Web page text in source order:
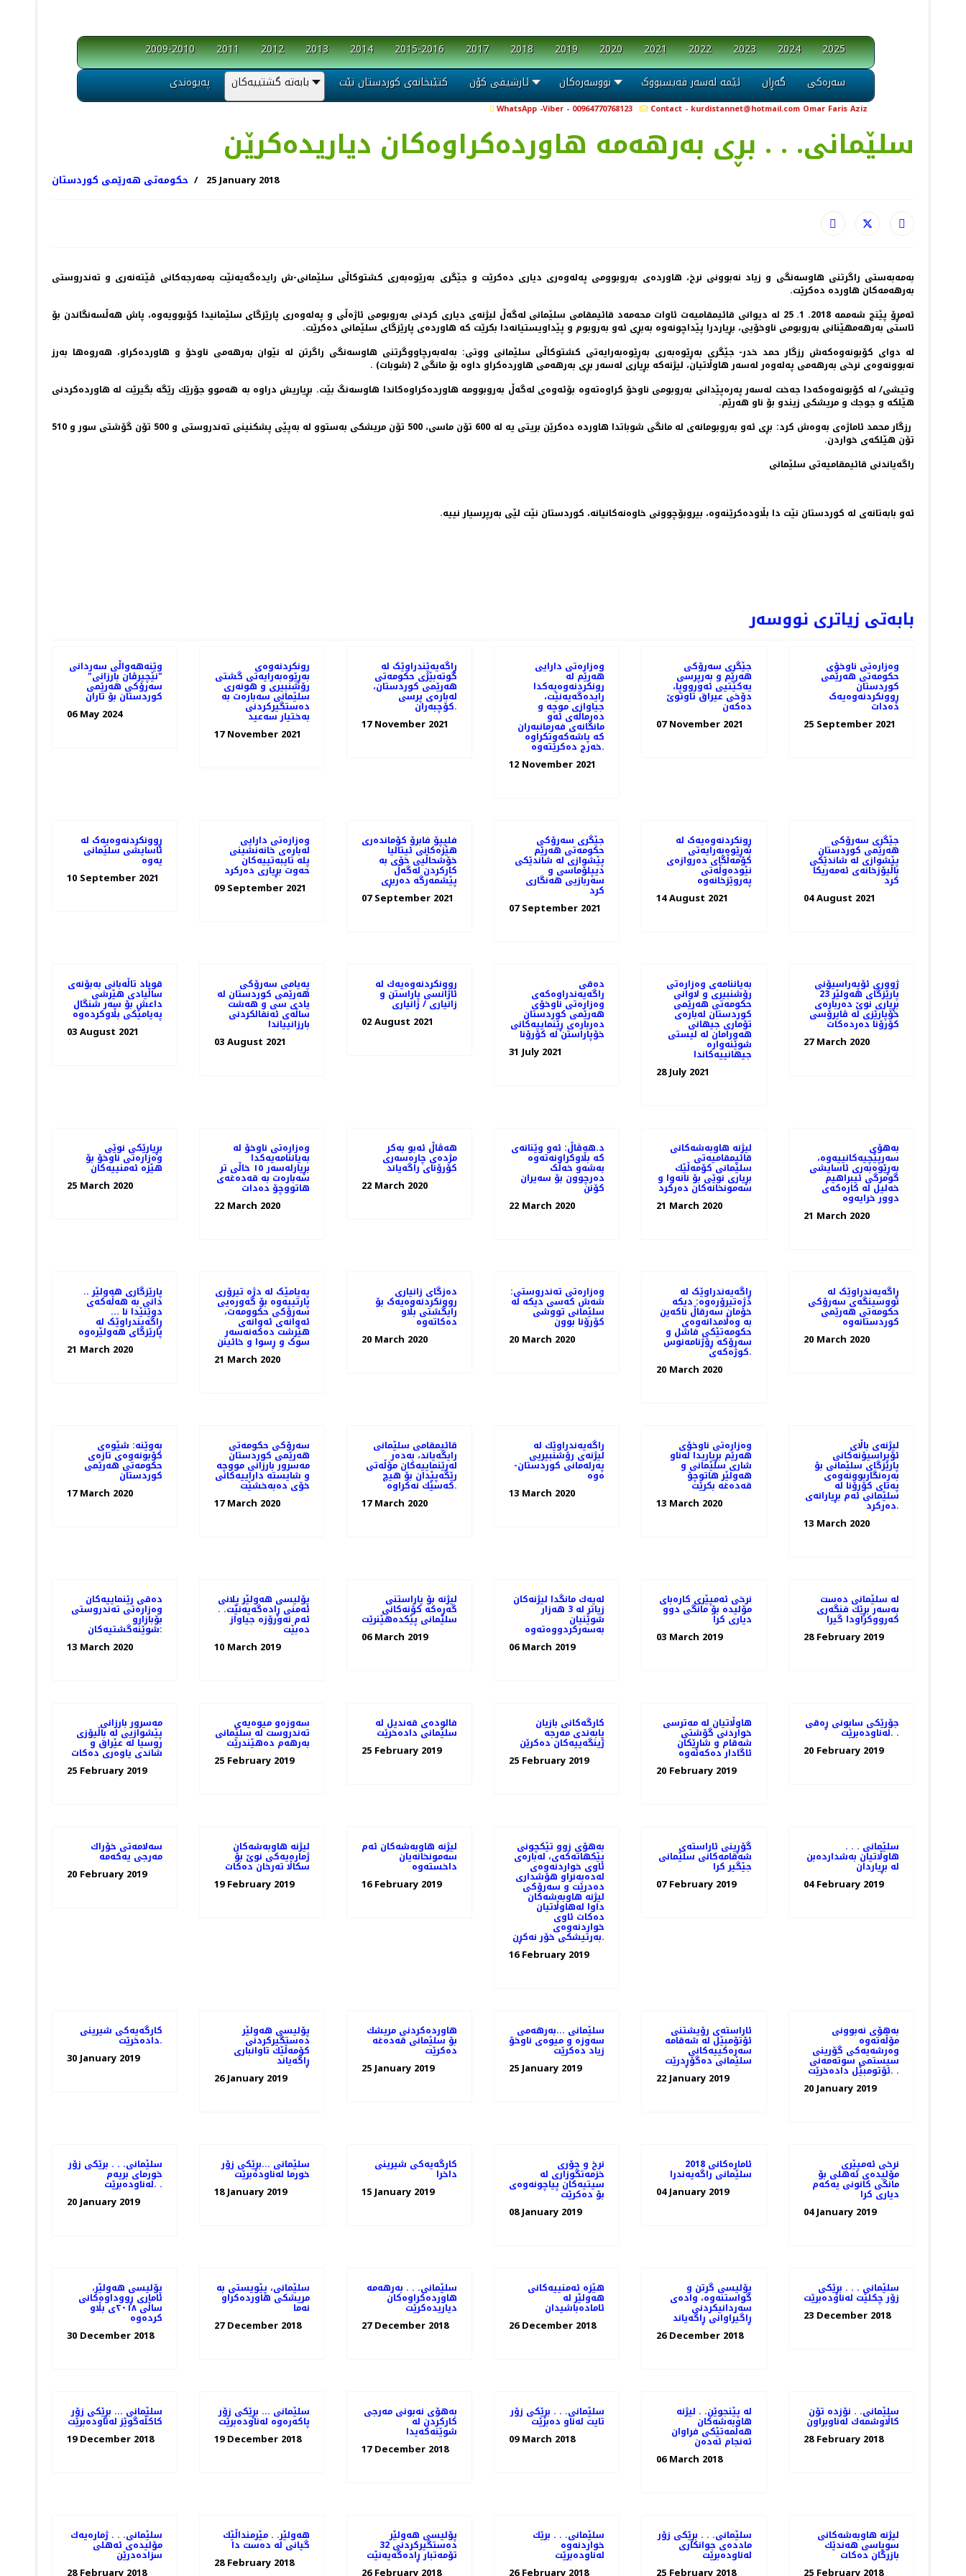
2009-2010 2011 2012 2013 2014 2015-2016 2017 2018 2019 2020 2021 2022 2023 2024
2025
پەیوەندی
بابەتە گشتییەکان کتێبخانەی کوردستان نێت ئارشیفی کۆن نووسەرەکان ئێمە لەسەر فەیسبووک گەڕان سەرەکی
WhatsApp -Viber - 00964770768123 Contact - kurdistannet@hotmail.com Omar Faris Aziz
سلێمانی. . . بڕی به‌رهه‌مه‌ هاورده‌كراوه‌كان دیاریده‌كرێن
حکومەتی هەرێمی کوردستان 25 January 2018
به‌مه‌به‌ستی راگرتنی هاوسه‌نگی و زیاد نه‌بوونی نرخ، هاورده‌ی به‌روبوومی په‌له‌وه‌ری دیاری ده‌كرێت و جێگری به‌رێوه‌به‌ری كشتوكاڵی سلێمانی-ش رایده‌گه‌یه‌نێت به‌مه‌رجه‌كانی ڤێته‌نه‌ری و ته‌ندروستی
به‌رهه‌مه‌كان هاورده‌ ده‌كرێت.
ئه‌مڕۆ پێنج شه‌ممه‌ 2018. 1. 25 له‌ دیوانی قائیمقامیه‌ت ئاوات محه‌مه‌د قائیمقامی سلێمانی له‌گه‌ڵ لیژنه‌ی دیاری كردنی به‌روبومی ئاژه‌ڵی و په‌له‌وه‌ری پارێزگای سلێمانیدا كۆبوویه‌وه‌، پاش هه‌ڵسه‌نگاندن بۆ
ئاستی به‌رهه‌مهێنانی به‌روبومی ناوخۆیی، بڕیاردرا پێداچونه‌وه‌ به‌بڕی ئه‌و به‌روبوم و پێداویستیانه‌دا بكرێت كه‌ هاورده‌ی پارێزگای سلێمانی ده‌كرێت.
له‌ دوای كۆبونه‌وه‌كه‌ش رزگار حمد خدر- جێگری به‌ڕێوه‌به‌ری به‌ڕێوه‌به‌رایه‌تی كشتوكاڵی سلێمانی ووتی: به‌له‌به‌رچاووگرتنی هاوسه‌نگی راگرتن له‌ نێوان به‌رهه‌می ناوخۆ و هاورده‌كراو، هه‌روه‌ها به‌رز
نه‌بوونه‌وه‌ی نرخی به‌رهه‌می په‌له‌وه‌ر له‌سه‌ر هاوڵاتیان، لیژنه‌كه‌ بڕیاری له‌سه‌ر بڕی به‌رهه‌می هاورده‌كراو داوه‌ بۆ مانگی 2 (شوبات) .
وتیشی/ له‌ كۆبونه‌وه‌كه‌دا جه‌خت له‌سه‌ر په‌ره‌پێدانی به‌روبومی ناوخۆ كراوه‌ته‌وه‌ بۆئه‌وه‌ی له‌گه‌ڵ به‌روبوومه‌ هاورده‌كراوه‌كاندا هاوسه‌نگ بێت. بڕیاریش دراوه‌ به‌ هه‌موو جۆرێك رێگه‌ بگیرێت له‌ هاورده‌كردنی
هێلكه‌ و جوجك و مریشكی زیندو بۆ ناو هه‌رێم.
رزگار محمد ئاماژه‌ی به‌وه‌ش كرد: بڕی ئه‌و به‌روبومانه‌ی له‌ مانگی شوباتدا هاورده‌ ده‌كرێن بریتی یه‌ له‌ 600 تۆن ماسی، 500 تۆن مریشكی به‌ستوو له‌ به‌پێی پشكنینی ته‌ندروستی و 500 تۆن گۆشتی سور و 510
تۆن هێلكه‌ی خواردن.
راگه‌یاندنی قائیمقامیه‌تی سلێمانی
ئه‌و بابه‌تانه‌ی له‌ کوردستان نێت دا بڵاوده‌کرێنه‌وه‌، بیروبۆچوونی خاوه‌نه‌کانیانه‌، کوردستان نێت لێی به‌رپرسیار نییه‌.
بابەتی زیاتری نووسەر
وێنه‌هه‌واڵی سه‌ردانی
"نێچیرڤان بارزانی"
سەرۆکی هەرێمی
کوردستان بۆ تاران
06 May 2024
رونکردنەوەی
بەڕێوەبەرایەتی گشتی
رۆشنبیری و هونەری
سلێمانی سەبارەت بە
دەستگیرکردنی
بەختیار سەعید
17 November 2021
ڕاگەیەێندراوێک لە
گوتەبێژی حکومەتی
ھەرێمی کوردستان،
لەبارەی پرسی
کۆچبەران.
17 November 2021
وەزارەتی دارایی
هەرێم لە
رونکردنەوەیەکدا
رایدەگەیەنێت،
جیاوازی موچە و
دەرماڵەی ئەو
مانگانەی فەرمانبەران
کە پاشەکەوتکراوە
خەرج دەکرێتەوە.
12 November 2021
جێگری سەرۆکی
هەرێم و بەرپرسی
یەکێتیی ئەورووپا،
دۆخى عيراق تاوتوێ
ده‌كه‌ن
07 November 2021
وەزارەتی ناوخۆی
حکومەتی هەرێمی
کوردستان
ڕوونکردنەوەیەک
دەدات
25 September 2021
ڕوونکردنەوەیەک لە
ئاسایشی سلێمانی
یەوە
10 September 2021
وەزارەتی دارایی
لەبارەی خانەنشینی
پلە تایبەتییەکان
حەوت بڕیاری دەرکرد
09 September 2021
فلیپۆ فابرۆ کۆماندەری
هێزەکانی ئیتالیا
خۆشحاڵیی خۆی بە
كاركردن لەگەڵ
پێشمەرگە دەربڕی
07 September 2021
جێگری سەرۆکی
حکومەتی هەرێم
پێشوازی لە شاندێکی
دیپلۆماسی و
سەربازیی هەنگاری
کرد
07 September 2021
ڕونکردنەوەیەک لە
بەڕێوەبەرایەتی
کۆمەڵگای دەروازەی
نێودەوڵەتی
پەروێزخانەوە
14 August 2021
جێگری سەرۆکی
هەرێمی کوردستان
پێشوازی لە شاندێکی
باڵیۆزخانه‌ی ئه‌مه‌ریکا
کرد
04 August 2021
قوباد تاڵەبانی بەبۆنەی
ساڵیادی هێرشی
داعش بۆ سەر شنگال
پەیامێکی بڵاوکردەوە
03 August 2021
پەیامی سەرۆکی
هەرێمی کوردستان له‌
يادى سى و هه‌شت
ساڵه‌ى ئه‌نفالكردنى
بارزانيياندا
03 August 2021
روونكردنه‌وه‌یه‌ك له‌
ئاژانسی پاراستن و
زانیاری / زانیاری
02 August 2021
دەقی
راگەیەندراوەکەی
وەزارەتی ناوخۆی
هەرێمی کوردستان
دەربارەی ڕێنماییەکانی
خۆپاراستن لە کۆرۆنا
31 July 2021
بەیاننامەی وەزارەتی
رۆشنبیری و لاوانی
حکومەتی هەرێمی
کوردستان لەبارەی
تۆماری جیهانی
هەورامان لە لیستی
شوێنەوارە
جیهانییەکاندا
28 July 2021
ژووری ئۆپەراسیۆنی
پارێزگای هەولێر 23
بڕیاری نوێ‌ دەربارەی
خۆپارێزی لە ڤایرۆسی
كۆرۆنا دەردەكات
27 March 2020
بڕیارێكی نوێی
وەزارەتی ناوخۆ بۆ
هێزە ئەمنییەكان
25 March 2020
وەزارەتی ناوخۆ لە
بەیاننامەیەکدا
بڕیارلەسەر ١٥ خاڵی تر
سەبارەت بە قەدەغەی
هاتووچۆ دەدات
22 March 2020
هه‌ڤاڵ ئه‌بو به‌كر
مژده‌ی چاره‌سه‌ری
کۆرۆنای راگه‌یاند
22 March 2020
د.هەڤاڵ: ئەو وێنانەی
کە بڵاوکراونەتەوە
بەشەو خەڵک
دەرچوون بۆ سەیران
کۆنن
22 March 2020
لیژنه‌ هاوبه‌شه‌كانی
قائیمقامیه‌تی
سلێمانی كۆمه‌ڵێك
بڕیاری نوێی بۆ نانه‌وا و
سه‌مونخانه‌كان ده‌ركرد
21 March 2020
بەهۆی
سەرپێچیەکانییەوە،
بەڕێوەبەری ئاسایشی
گومرگی ئیبراهیم
خەلیل لە کارەکەی
دوور خرایەوە
21 March 2020
.. پارێزگاری هەولێر
دانی بە هەڵەکەی
دوێنێدا نا ...
ڕاگەیندراوێک لە
پارێزگای هەولێرەوە
21 March 2020
پەیامێک لە دژە تیرۆری
پارتییەوە بۆ گەورەیی
سەرۆکی حکوومەت،
ئەوانەی ئەوانەی
هێرشت دەکەنەسەر
سوک و ڕسوا و خائینن
21 March 2020
دەزگای زانیاری
روونکردنەوەیەک بۆ
رایگشتی بڵاو
دەکاتەوە
20 March 2020
وەزارەتی تەندروستی:
شەش كەسی دیكە لە
سلێمانی تووشی
كۆرۆنا بوون
20 March 2020
ڕاگەیەندراوێک لە
دژەتیرۆرەوە: دیکە
خۆمان سەرقاڵ ناکەین
بە وەڵامدانەوەی
حکومەتێکی فاشل و
سەرۆکە ڕۆژنامەنوس
کوژەکەی.
20 March 2020
ڕاگەیەندراوێک لە
نووسینگەی سەرۆکی
حکومەتی هەرێمی
کوردستانەوە
20 March 2020
بەوێنە: شێوەی
کۆبونەوەی تازەی
حکومەتی هەرێمی
کوردستان
17 March 2020
سەرۆکی حکومەتی
هەرێمی کوردستان
مەسرور بارزانی مووچە
و شایستە داراییەکانی
خۆی دەبەخشێت
17 March 2020
قائیمقامی سلێمانی
رایگه‌یاند، به‌ده‌ر
له‌رێنماییه‌كان مۆڵه‌تی
رێگه‌پێدان بۆ هیچ
كه‌سێك نه‌كراوه‌.
17 March 2020
راگه‌یه‌ندراوێك لە
لیژنەی رۆشنبیریی
پەرلەمانی كوردستان-
ەوە
13 March 2020
وەزارەتی ناوخۆی
هەرێم بڕیاریدا لەناو
شاری سلێمانی و
هەولێر هاتوچۆ
قەدەغە بکرێت
13 March 2020
لیژنەی باڵای
ئۆپراسیۆنەكانی
پارێزگای سلێمانی بۆ
بەرەنگاربوونەوەی
پەتای كۆرۆنا لە
سلێمانی ئەم بڕیارانەی
دەرکرد.
13 March 2020
دەقی رێنماییەكان
وەزارەتی تەندروستی
بۆبازارو
شوێنەگشتیەکان:
13 March 2020
پۆلیسی هەولێر پلانی
ئەمنی ڕادەگەیەنێت. .
ئەم نەورۆزە جیاواز
دەبێت
10 March 2019
لیژنە بۆ پاراستنی
گەڕەكە كۆنەكانی
سلێمانی پێكدەهێنرێت
06 March 2019
له‌یه‌ك مانگدا لیژنه‌كان
زیاتر له‌ 3 هه‌زار
شوێنیان
06 March 2019
نرخی ئه‌مپێری كاره‌بای
مۆلیده‌ بۆ مانگی دوو
دیاری كرا
03 March 2019
له‌ سلێمانی ده‌ست
به‌سه‌ر بڕێك فنگه‌ری
كه‌رووكراودا گیرا
28 February 2019
مه‌سرور بارزانی
پێشوازیی لە باڵیۆزی
روسیا لە عێراق و
شاندی یاوه‌ری ده‌كات
25 February 2019
سه‌وزه‌و میوه‌یه‌ی
ته‌ندروست له‌ سلێمانی
به‌رهه‌م ده‌هێندرێت
25 February 2019
فالوده‌ی قه‌ندیل له‌
سلێمانی داده‌خرێت
25 February 2019
كارگه‌كانی بازیان
پابه‌ندی مه‌رجه‌
ژینگه‌ییه‌كان ده‌كرێن
25 February 2019
هاوڵاتیان له‌ مەترسی
خواردنی گۆشتی
شەقام و شاڕێكان
20 February 2019
جۆرێكی سابونی ڕه‌قی
له‌ناوده‌برێت. .
20 February 2019
سه‌لامه‌تی خۆراك
20 February 2019
لیژنه‌ هاوبه‌شه‌كان
ژماره‌یه‌كی نوێ بۆ
سكاڵا ته‌رخان ده‌كات
19 February 2019
لیژنه‌ هاوبه‌شه‌كان ئه‌م
سه‌مونخانه‌یان
16 February 2019
به‌هۆی زوو تێكچونی
پێكهاته‌كه‌ی، لەبارەی
ئاوی خواردنەوەی
له‌ده‌به‌نراو هۆشداری
دەدرێت و سه‌رۆكی
لیژنه هاوبه‌شه‌كان
داوا له‌هاوڵاتیان
ده‌كات ئاوی
خواردنه‌وه‌ی
به‌رتیشكی خۆر نه‌كڕن.
16 February 2019
گۆڕینی ئاراسته‌ی
شه‌قامه‌كانی سلێمانی
جێگیر كرا
07 February 2019
سلێمانی . . .
هاوڵاتیان به‌شدارده‌بن
له‌ بڕیاردان
04 February 2019
کارگەیەکی شیرینی
دادەخرێت.
30 January 2019
پۆلیسی هەولێر
دەستگیركردنی
كۆمەڵێك تاوانباری
ڕاگەیاند
26 January 2019
هاوردەكردنی مریشك
بۆ سلێمانی قەدەغە
دەكرێت
25 January 2019
سلێمانی ...بەرهەمی
سەوزە و میوەی ناوخۆ
زیاد دەكرێت
25 January 2019
ئاراسته‌ی رۆیشتنی
ئۆتۆمبێل له‌ شه‌قامه‌
سه‌ره‌كییه‌كانی
سلێمانی ده‌گۆڕدرێت
22 January 2019
به‌هۆی نه‌بوونی
مۆڵه‌ته‌وه‌
وه‌رشه‌یه‌كی گۆرینی
سیستمی سوته‌مه‌نی
ئۆتومبێل داده‌خرێت. .
20 January 2019
سلێمانی. . . برێكی زۆر
خورمای بریه‌م
له‌ناوده‌برێت. .
20 January 2019
سلێمانی ...بڕێكی زۆر
خورما له‌ناوده‌برێت
18 January 2019
كارگه‌یه‌كی شیرینی
داخرا
15 January 2019
نرخ و جۆری
خزمه‌تگوزاری له‌
سیتیه‌كان پیاچونه‌وه‌ی
08 January 2019
ئاماره‌كانی 2018
سلێمانی راگه‌یه‌ندرا
04 January 2019
نرخی ئەمپێری
مۆلیدەی ئەهلی بۆ
مانگی كانونی یەكەم
دیاری كرا
04 January 2019
پۆلیسی هەولێر،
ئاماری ڕووداوەكانی
ساڵی ٢٠١٨ی بڵاو
كردەوە
30 December 2018
سلێمانی، پێویستی به‌
مریشكی هاورده‌كراو
27 December 2018
سلێمانی. . . به‌رهه‌مه‌
هاورده‌كراوه‌كان
دیاریده‌كرێت
27 December 2018
هێزە ئەمنییەكانی
هەولێر لە
ئامادەباشیدان
26 December 2018
پۆلیسی گرتن و
گواستنەوە، وادەی
سەردانیكردنی
ڕاگیراوانی ڕاگەیاند
26 December 2018
سلێمانی . . . بڕێكی
زۆر چكلێت له‌ناوده‌برێت
23 December 2018
سلێمانی ... بڕێكی زۆر
كاكڵه‌گوێز له‌ناوده‌برێت
19 December 2018
سلێمانی ... بڕێكی زۆر
پاكه‌ره‌وه‌ له‌ناوده‌برێت
19 December 2018
به‌هۆی نه‌بونی مه‌رجی
كاركردن له‌
شوێنه‌كه‌یدا
17 December 2018
سلێمانی. . . بڕێكی زۆر
تایت له‌ناو ده‌برێت
09 March 2018
له‌ پێنجوێن. . لیژنه‌
هاوبه‌شه‌كان
هه‌ڵمه‌تێكی فراوان
ئه‌نجام ئه‌ده‌ن
06 March 2018
سلێمانی. . نۆزده‌ تۆن
كاڵاوشمه‌ك له‌ناوبراون
28 February 2018
سلێمانی. . . ژماره‌یه‌ك
مۆلیده‌ی ئه‌هلی
سزاده‌درێن
هەولێر. . مێرمنداڵێك
گیانی لە دەست دا
28 February 2018
پۆلیسی هەولێر
دەستگیركردنی 32
تۆمەتبار ڕادەگەیەنێت
سلێمانی. . . برێك
خواردنه‌وه‌
له‌ناوده‌برێت
سلێمانی. . . بڕێكی زۆر
مادده‌ی جوانكاری
له‌ناوده‌برێت
لیژنه‌ هاوبه‌شه‌كانی
سوپاسی هه‌ندێك
بازرگان ده‌كات